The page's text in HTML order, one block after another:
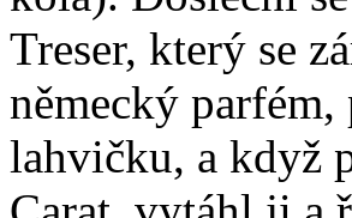
Treser, který se
německý
lahvičku, a když